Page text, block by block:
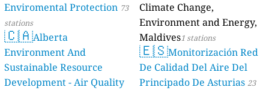
Enviromental Protection 73
stations
🇨🇦Alberta
Environment And
Sustainable Resource
Development - Air Quality
Climate Change,
Environment and Energy,
Maldives1 stations
🇪🇸Monitorización Red
De Calidad Del Aire Del
Principado De Asturias 23